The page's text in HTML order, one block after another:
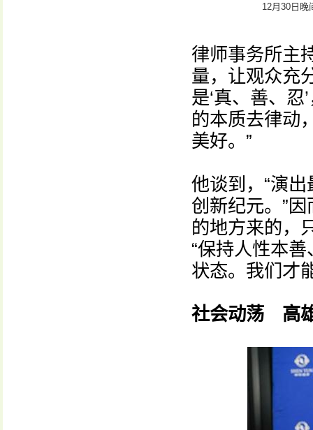
12月30日晚
律师事务所主
量，让观众充
是‘真、善、
的本质去律动
美好。”
他谈到，“演
创新纪元。”
的地方来的，
“保持人性本
状态。我们才
社会动荡 高